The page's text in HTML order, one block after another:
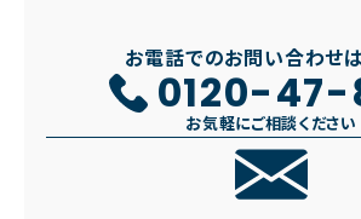
お電話でのお問い合わせ
0120-47-
お気軽にご相談ください